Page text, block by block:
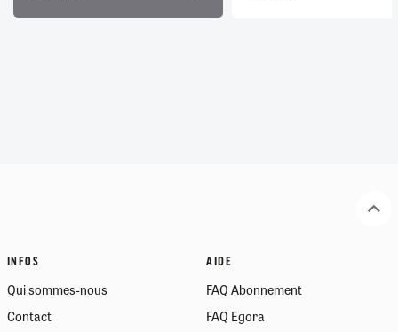
INFOS
Qui sommes-nous
Contact
AIDE
FAQ Abonnement
FAQ Egora